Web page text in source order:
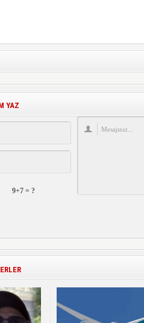
YAZ
9+7 = ?